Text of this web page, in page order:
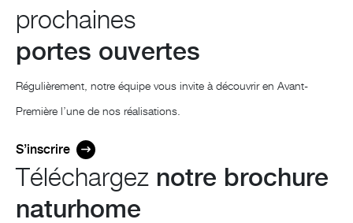
prochaines
portes ouvertes
Régulièrement, notre équipe vous invite à découvrir en Avant-
Première l’une de nos réalisations.
S’inscrire
Téléchargez notre brochure
naturhome